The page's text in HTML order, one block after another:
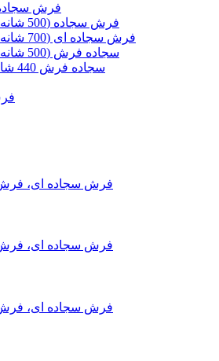
فرش سجاده
فرش سجاده (500 شانه تراکم 1200)
فرش سجاده ای (700 شانه تراکم 2550)
سجاده فرش (500 شانه تراکم 1000)
سجاده فرش 440 شانه تراکم 880